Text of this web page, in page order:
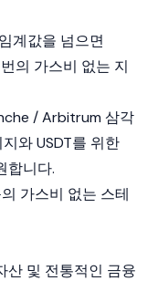
계값을 넘으면
의 가스비 없는 지
/ Arbitrum 삼각
와 USDT를 위한
합니다.
가스비 없는 스테
산 및 전통적인 금융